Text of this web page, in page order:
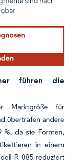
Namensnennung
führen die
Marktgröße für
übertrafen andere
%, da sie Formen,
in einem
R 085 reduziert